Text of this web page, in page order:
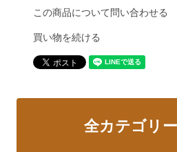
この商品について問い合わせる
買い物を続ける
全カテゴリ